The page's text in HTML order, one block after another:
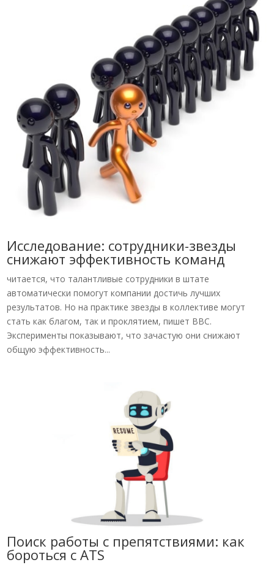
Исследование: сотрудники-звезды
снижают эффективность команд
читается, что талантливые сотрудники в штате
автоматически помогут компании достичь лучших
результатов. Но на практике звезды в коллективе могут
стать как благом, так и проклятием, пишет BBC.
Эксперименты показывают, что зачастую они снижают
общую эффективность...
Поиск работы с препятствиями: как
бороться с ATS